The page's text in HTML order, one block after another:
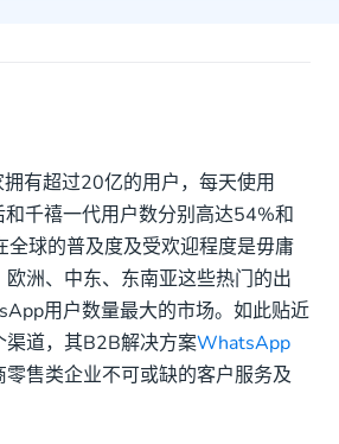
个性化的客户互动
中订购产品
账号的露出，积累私域流量
达客户，提供客户支持
有超过20亿的用户，每天使用
千禧一代用户数分别高达54%和
球的普及度及受欢迎程度是毋庸
洲、中东、东南亚这些热门的出
用户数量最大的市场。如此贴近
渠道，其B2B解决方案WhatsApp
零售类企业不可或缺的客户服务及